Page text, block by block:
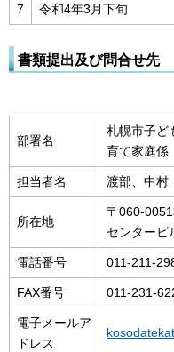
7 令和4年3月下旬
書類提出及び問合せ先
部署名
札幌市子ど
育て家庭係
担当者名 渡部、中村
所在地
〒060-
センタービ
電話番号 011-211-
FAX番号 011-231-
電子メールア
ドレス